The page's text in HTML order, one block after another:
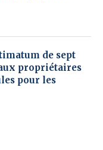
de sept
propriétaires
pour les